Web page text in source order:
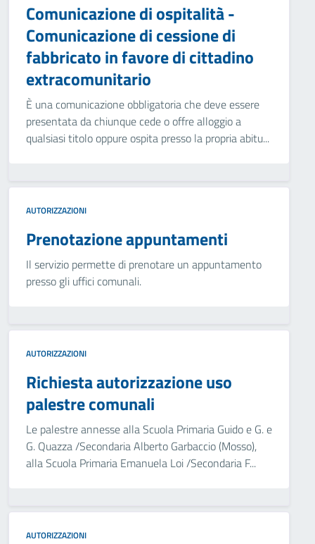
Comunicazione di ospitalità -
Comunicazione di cessione di
fabbricato in favore di cittadino
extracomunitario
È una comunicazione obbligatoria che deve essere
presentata da chiunque cede o offre alloggio a
qualsiasi titolo oppure ospita presso la propria abitu...
AUTORIZZAZIONI
Prenotazione appuntamenti
Il servizio permette di prenotare un appuntamento
presso gli uffici comunali.
AUTORIZZAZIONI
Richiesta autorizzazione uso
palestre comunali
Le palestre annesse alla Scuola Primaria Guido e G. e
G. Quazza /Secondaria Alberto Garbaccio (Mosso),
alla Scuola Primaria Emanuela Loi /Secondaria F...
AUTORIZZAZIONI